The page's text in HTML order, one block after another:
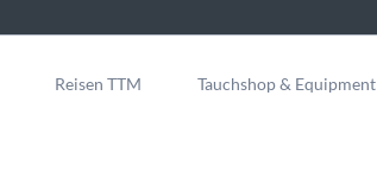
Reisen TTM Tauchshop & Equipment